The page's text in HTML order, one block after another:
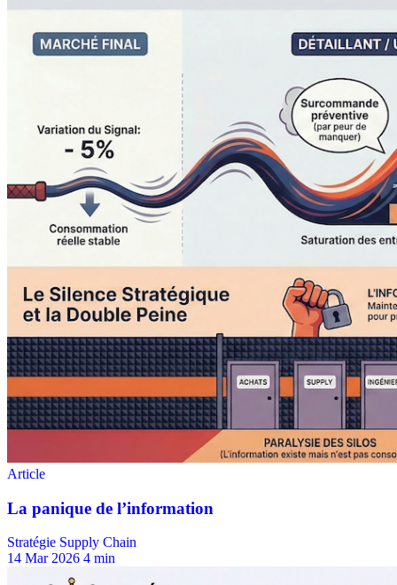
Stratégie Supply Chain
14 Mar 2026 4 min